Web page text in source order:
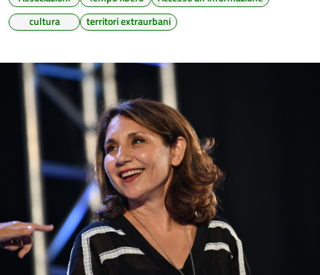
cultura
territori extraurbani